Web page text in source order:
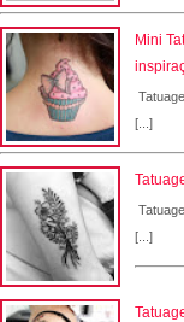
Mini
[...]
[...]